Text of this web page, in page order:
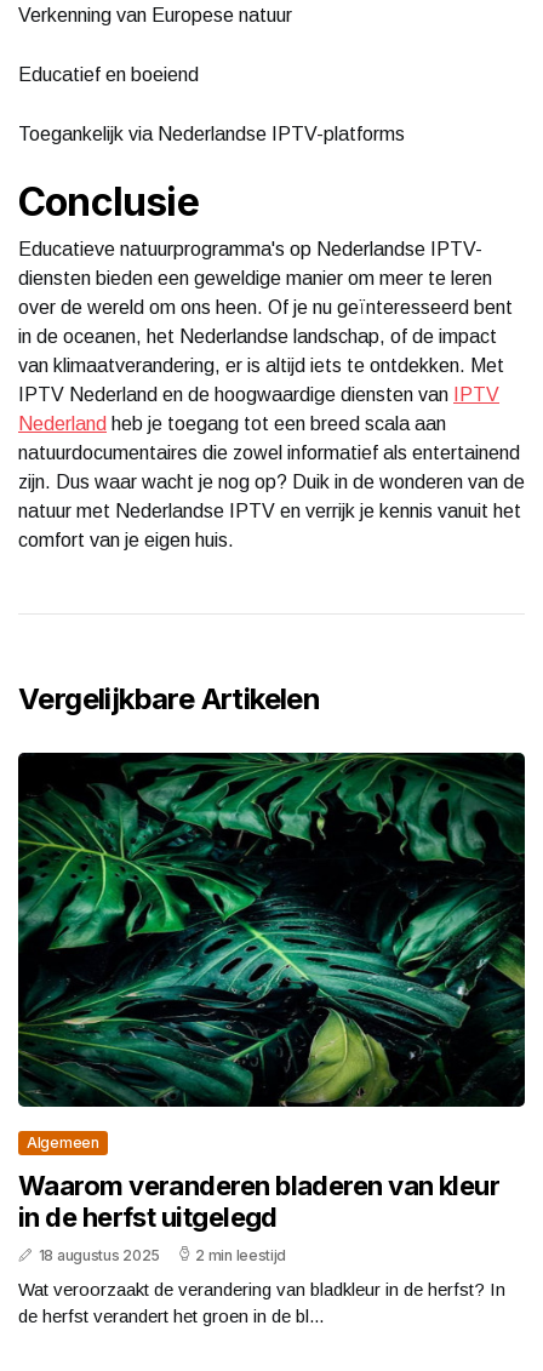
Verkenning van Europese natuur
Educatief en boeiend
Toegankelijk via Nederlandse IPTV-platforms
Conclusie
Educatieve natuurprogramma's op Nederlandse IPTV-
diensten bieden een geweldige manier om meer te leren
over de wereld om ons heen. Of je nu geïnteresseerd bent
in de oceanen, het Nederlandse landschap, of de impact
van klimaatverandering, er is altijd iets te ontdekken. Met
IPTV Nederland en de hoogwaardige diensten van
IPTV
Nederland heb je toegang tot een breed scala aan
natuurdocumentaires die zowel informatief als entertainend
zijn. Dus waar wacht je nog op? Duik in de wonderen van de
natuur met Nederlandse IPTV en verrijk je kennis vanuit het
comfort van je eigen huis.
Vergelijkbare Artikelen
Algemeen
Waarom veranderen bladeren van kleur
in de herfst uitgelegd
18 augustus 2025 2 min leestijd
Wat veroorzaakt de verandering van bladkleur in de herfst? In
de herfst verandert het groen in de bl...